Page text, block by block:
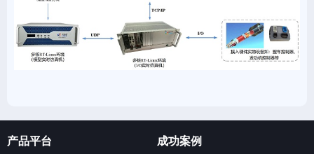
产品平台 成功案例